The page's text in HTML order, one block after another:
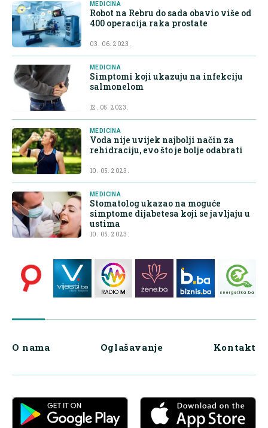
MEDICINA
Robot na Rebru do sada obavio više od
400 operacija raka prostate
03. 06. 2023.
MEDICINA
Simptomi koji ukazuju na infekciju
salmonelom
12. 05. 2023.
MEDICINA
Voda nije uvijek najbolji način za
rehidraciju, evo što je bolje odabrati
10. 05. 2023.
MEDICINA
Stomatolog ukazao na moguće
simptome dijabetesa koji se javljaju u
ustima
10. 05. 2023.
O nama Oglašavanje Kontakt